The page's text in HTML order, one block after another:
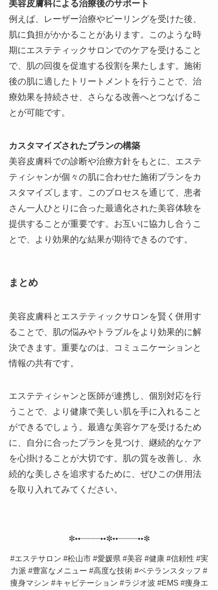
美容皮膚科による治療後のサポート
例えば、レーザー治療やピーリングを受けた後、
肌に負担がかかることがあります。このような時
期にエステティックサロンでのケアを受けること
で、肌の回復を促進する役割を果たします。施術
後の肌に適したトリートメントを行うことで、治
療効果を持続させ、さらなる改善へとつなげるこ
とが可能です。
カスタマイズされたプランの構築
美容皮膚科での診断や治療方針をもとに、エステ
ティシャンが個々の肌に合わせた施術プランをカ
スタマイズします。このプロセスを通じて、患者
さん一人ひとりに合った最適化された美容体験を
提供することが重要です。お互いに協力し合うこ
とで、より効果的な結果が期待できるのです。
まとめ
美容皮膚科とエステティックサロンを賢く併用す
ることで、肌の悩みやトラブルをより効果的に解
決できます。重要なのは、コミュニケーションと
情報の共有です。
エステティシャンと医師が連携し、個別対応を行
うことで、より健康で美しい肌を手に入れること
ができるでしょう。最適な美容ケアを受けるため
に、自分に合ったプランを見つけ、継続的なケア
を心掛けることが大切です。肌の質を改善し、永
続的な美しさを追求するために、ぜひこの併用法
を取り入れてみてください。
✼••┈┈┈┈••✼••┈┈┈┈••✼
#エステサロン #松山市 #愛媛県 #美容 #健康 #信頼性 #実
力派 #豊富なメニュー #高度な技術 #ベテランスタッフ #
痩身マシン #キャビテーション #ラジオ波 #EMS #痩身エ